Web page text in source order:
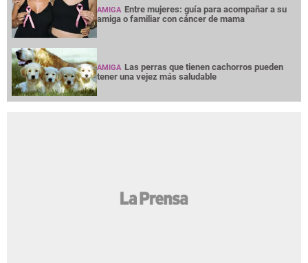
AMIGA Entre mujeres: guía para acompañar a su
amiga o familiar con cáncer de mama
AMIGA Las perras que tienen cachorros pueden
tener una vejez más saludable